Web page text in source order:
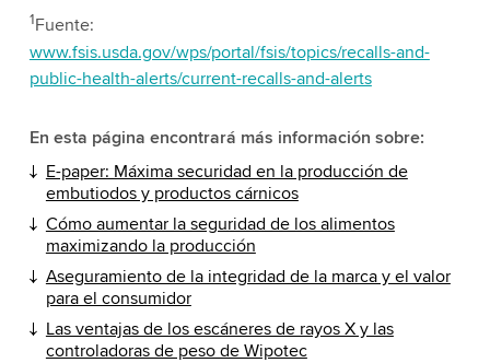
1Fuente:
www.fsis.usda.gov/wps/portal/fsis/topics/recalls-and-
public-health-alerts/current-recalls-and-alerts
En esta página encontrará más información sobre:
E-paper: Máxima securidad en la producción de
embutiodos y productos cárnicos
Cómo aumentar la seguridad de los alimentos
maximizando la producción
Aseguramiento de la integridad de la marca y el valor
para el consumidor
Las ventajas de los escáneres de rayos X y las
controladoras de peso de Wipotec